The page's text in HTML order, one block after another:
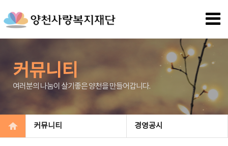
커뮤니티
여러분의 나눔이 살기좋은 양천을 만들어갑니다.
커뮤니티 경영공시